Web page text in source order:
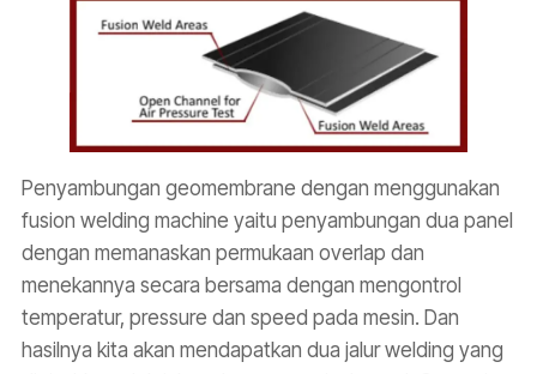
Penyambungan geomembrane dengan menggunakan
fusion welding machine yaitu penyambungan dua panel
dengan memanaskan permukaan overlap dan
menekannya secara bersama dengan mengontrol
temperatur, pressure dan speed pada mesin. Dan
hasilnya kita akan mendapatkan dua jalur welding yang